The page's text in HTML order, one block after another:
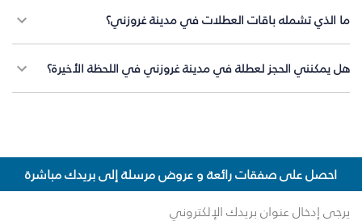
ما الذي تشمله باقات العطلات في مدينة غروزني؟
هل يمكنني الحجز لعطلة في مدينة غروزني في اللحظة الأخيرة؟
احصل على صفقات رائعة و عروض مرسلة إلى بريدك مباشرة